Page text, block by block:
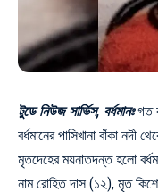
টুডে নিউজ সার্ভিস, বর্ধমানঃগত
বর্ধমানের পাসিখানা বাঁকা
মৃতদেহের ময়নাতদন্ত হলো
নাম রোহিত দাস (১২), মৃত